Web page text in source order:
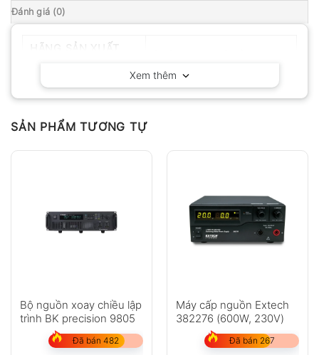
Đánh giá (0)
Xem thêm
SẢN PHẨM TƯƠNG TỰ
Bộ nguồn xoay chiều lập
trình BK precision 9805
Đã bán 482
Máy cấp nguồn Extech
382276 (600W, 230V)
Đã bán 267